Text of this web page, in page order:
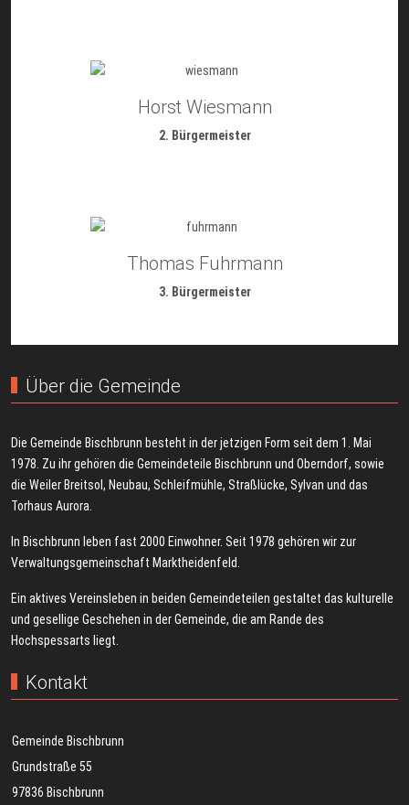
Horst Wiesmann
2. Bürgermeister
Thomas Fuhrmann
3. Bürgermeister
Über die Gemeinde
Die Gemeinde Bischbrunn besteht in der jetzigen Form seit dem 1. Mai
1978. Zu ihr gehören die Gemeindeteile Bischbrunn und Oberndorf, sowie
die Weiler Breitsol, Neubau, Schleifmühle, Straßlücke, Sylvan und das
Torhaus Aurora.
In Bischbrunn leben fast 2000 Einwohner. Seit 1978 gehören wir zur
Verwaltungsgemeinschaft Marktheidenfeld.
Ein aktives Vereinsleben in beiden Gemeindeteilen gestaltet das kulturelle
und gesellige Geschehen in der Gemeinde, die am Rande des
Hochspessarts liegt.
Kontakt
Gemeinde Bischbrunn
Grundstraße 55
97836 Bischbrunn